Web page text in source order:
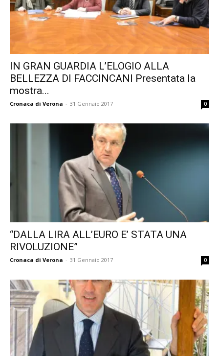
IN GRAN GUARDIA L’ELOGIO ALLA
BELLEZZA DI FACCINCANI Presentata la
mostra...
Cronaca di Verona - 31 Gennaio 2017 0
“DALLA LIRA ALL’EURO E’ STATA UNA
RIVOLUZIONE”
Cronaca di Verona - 31 Gennaio 2017 0